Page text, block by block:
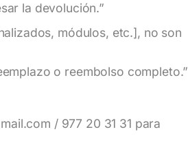
la devolución.”
módulos, etc.], no son
o reembolso completo.”
/ 977 20 31 31 para